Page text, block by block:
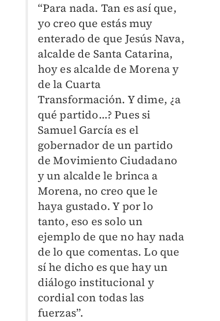
“Para nada. Tan es así que,
yo creo que estás muy
enterado de que Jesús Nava,
alcalde de Santa Catarina,
hoy es alcalde de Morena y
de la Cuarta
Transformación. Y dime, ¿a
qué partido…? Pues si
Samuel García es el
gobernador de un partido
de Movimiento Ciudadano
y un alcalde le brinca a
Morena, no creo que le
haya gustado. Y por lo
tanto, eso es solo un
ejemplo de que no hay nada
de lo que comentas. Lo que
sí he dicho es que hay un
diálogo institucional y
cordial con todas las
fuerzas”.